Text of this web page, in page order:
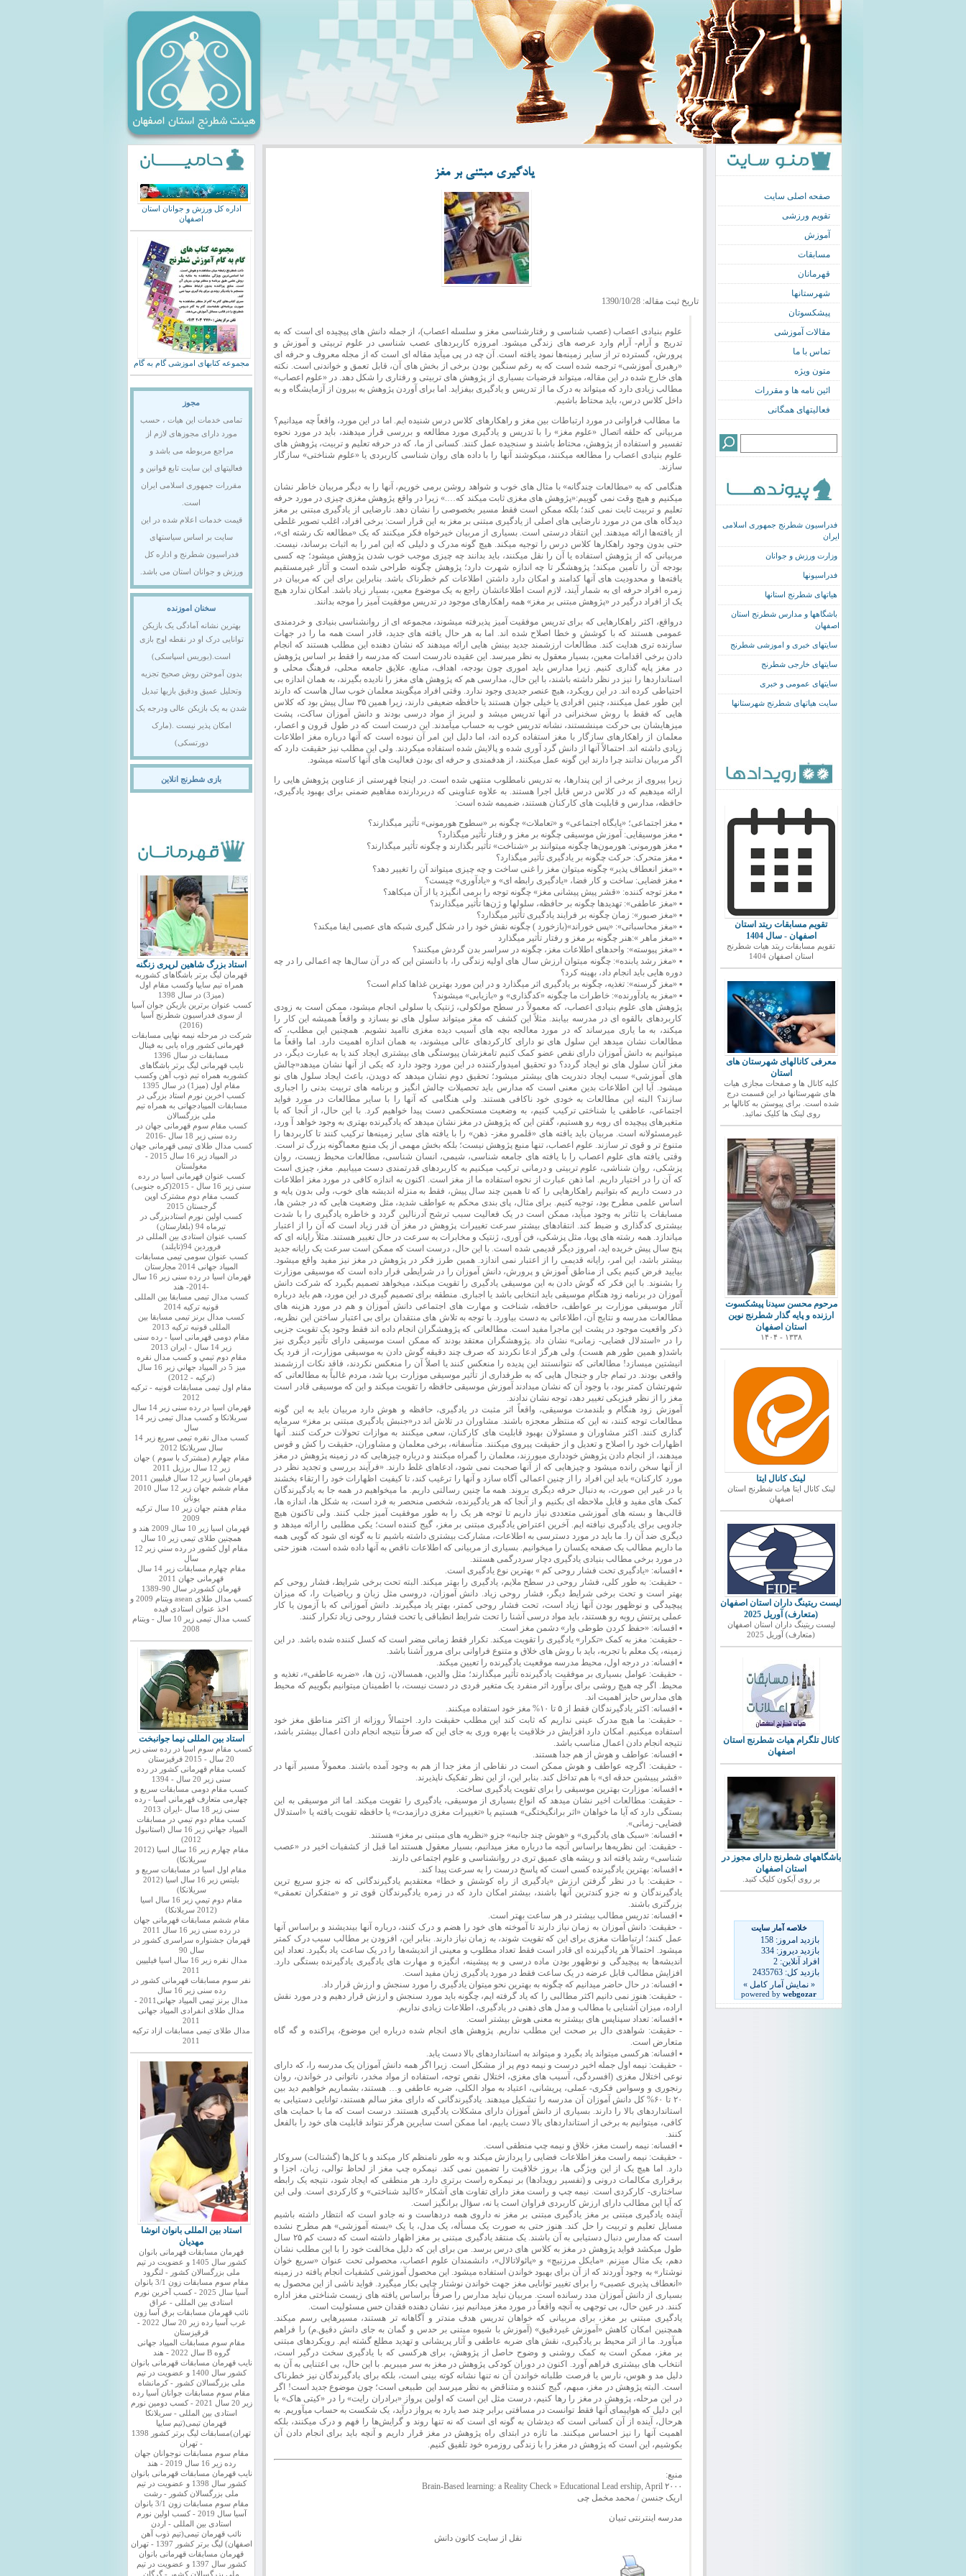
صفحه اصلی سایت
تقویم ورزشی
آموزش
مسابقات
قهرمانان
شهرستانها
پیشکسوتان
مقالات آموزشی
تماس با ما
متون ویژه
ائین نامه ها و مقررات
فعالیتهای همگانی
فدراسیون شطرنج جمهوری اسلامی
ایران
وزارت ورزش و جوانان
فدراسیونها
هیاتهای شطرنج استانها
باشگاهها و مدارس شطرنج استان
اصفهان
سایتهای خبری و اموزشی شطرنج
سایتهای خارجی شطرنج
سایتهای عمومی و خبری
سایت هیاتهای شطرنج شهرستانها
تقویم مسابقات ریتد استان
اصفهان - سال 1404
تقویم مسابقات ریتد هیات شطرنج
استان اصفهان 1404
معرفی کانالهای شهرستان های
استان
کلیه کانال ها و صفحات مجازی هیات
های شهرستانها در این قسمت درج
شده است. برای پیوستن به کانالها بر
روی لینک ها کلیک نمائید.
مرحوم محسن سیدنا پیشکسوت
ارزنده و پایه گذار شطرنج نوین
استان اصفهان
۱۳۳۸ - ۱۴۰۴
لینک کانال ایتا
لینک کانال ایتا هیات شطرنج استان
اصفهان
ليست ريتينگ داران استان اصفهان
(متعارف) آوریل 2025
ليست ريتينگ داران استان اصفهان
(متعارف) آوریل 2025
کانال تلگرام هیات شطرنج استان
اصفهان
باشگاههای شطرنج دارای مجوز در
استان اصفهان
بر روی آیکون کلیک کنید.
یادگیری مبتنی بر مغز
تاریخ ثبت مقاله: 1390/10/28
علوم بنیادی اعصاب (عصب شناسی و رفتارشناسی مغز و سلسله اعصاب)، از جمله دانش های پیچیده ای است که به
تدریج و آرام- آرام وارد عرصه های زندگی میشود. امروزه کاربردهای عصب شناسی در علوم تربیتی و آموزش و
پرورش، گسترده تر از سایر زمینه‌ها نمود یافته است. آن چه در پی میآید مقاله ای است که از مجله معروف و حرفه ای
«رهبری آموزشی» ترجمه شده است که به رغم سنگین بودن برخی از بخش های آن، قابل تعمق و خواندنی است. نکته
های خارج شده در این مقاله، میتواند فرضیات بسیاری از پژوهش های تربیتی و رفتاری را شکل دهد. در «علوم اعصاب»
مطالب زیادی دارد که میتواند به درک ما از تدریس و یادگیری بیفزاید. اما برای آوردن پژوهش به بیرون از آزمایشگاه و به
داخل کلاس درس، باید محتاط باشیم.
ما مطالب فراوانی در مورد ارتباطات بین مغز و راهکارهای کلاس درس شنیده ایم. اما در این مورد، واقعاً چه میدانیم؟
مربیانی که حلقه اتصال «علوم مغز» را با تدریس و یادگیری مورد مطالعه و بررسی قرار میدهند، باید در مورد نحوه
تفسیر و استفاده از پژوهش، محتاط باشند و سنجیده عمل کنند. کسانی از ما، که در حرفه تعلیم و تربیت، پژوهش های
علوم بنیادی اعصاب را مطالعه میکنند، میکوشند آنها را با داده های روان شناسی کاربردی یا «علوم شناختی» سازگار
سازند.
هنگامی که به «مطالعات چندگانه» با مثال های خوب و شواهد روشن برمی خوریم، آنها را به دیگر مربیان خاطر نشان
میکنیم و هیچ وقت نمی گوییم:«پژوهش های مغزی ثابت میکند که….» زیرا در واقع پژوهش مغزی چیزی در مورد حرفه
تعلیم و تربیت ثابت نمی کند؛ بلکه ممکن است فقط مسیر بخصوصی را نشان دهد. نارضایی از یادگیری مبتنی بر مغز
دیدگاه های من در مورد نارضایی های اصلی از یادگیری مبتنی بر مغز به این قرار است: برخی افراد، اغلب تصویر غلطی
از یافته‌ها ارائه میدهند. این انتقاد درستی است. بسیاری از مربیان خیرخواه فکر میکنند که یک «مطالعه تک رشته ای»،
حتی بدون وجود راهکارها کلاس درس را توجیه میکند. هیچ گونه مدرک و دلیلی که این امر را به اثبات برساند، نیست.
مربیانی که از پژوهش استفاده یا آن را نقل میکنند، باید بدانند چه چیزی موجب خوب شدن پژوهش میشود؛ چه کسی
بودجه آن را تأمین میکند؛ پژوهشگر تا چه اندازه شهرت دارد؛ پژوهش چگونه طراحی شده است و آثار غیرمستقیم
یافته‌ها و محدودیت های آنها کدامند و امکان دارد داشتن اطلاعات کم خطرناک باشد. بنابراین برای این که مربیان در
زمره افراد حرفه ای به شمار آیند، لازم است اطلاعاتشان راجع به یک موضوع معین، بسیار زیاد باشد. امکان ندارد هیچ
یک از افراد درگیر در «پژوهش مبتنی بر مغز» همه راهکارهای موجود در تدریس موفقیت آمیز را موجه بدانند.
درواقع، اکثر راهکارهایی که برای تدریس موفقیت آمیز پذیرفته میشوند، مجموعه ای از روانشناسی بنیادی و خردمندی
عمومی هستند که با کوشش و خطا اصلاح شده اند. اما به هر حال یافته های جدید، قادر است همه ما را در جهات
سازنده تری هدایت کند. مطالعات ارزشمند جدید بینش هایی ارائه میدهند که نشان دهنده این مطلب هستند که انجام
دادن برخی اقدامات معین، بسیار معقول به نظر میرسد. این عقیده نادرست است که مدرسه را فقط بر اساس پژوهش
در مغز پایه گذاری کنیم. زیرا مدارس باید اموری چون بودجه، اهداف، منابع، علایق جامعه محلی، فرهنگ محلی و
استانداردها را نیز در نظر داشته باشند، با این حال، مدارسی هم که پژوهش های مغز را نادیده بگیرند، به همان اندازه بی
احتیاطی کرده اند. در این رویکرد، هیچ عنصر جدیدی وجود ندارد. وقتی افراد میگویند معلمان خوب سال هاست که دارند
این طور عمل میکنند، چنین افرادی یا خیلی جوان هستند یا حافظه ضعیفی دارند، زیرا همین ۳۵ سال پیش بود که کلاس
هایی که فقط با روش سخنرانی در آنها تدریس میشد و لبریز از مواد درسی بودند و دانش آموزان ساکت، پشت
میزهایشان بی حرکت مینشستند، نشانه تدریس خوب به حساب میآمدند. این درست است که در طول قرون و اعصار،
معلمان از راهکارهای سازگار با مغز استفاده کرده اند، اما دلیل این امر آن نبوده است که آنها درباره مغز اطلاعات
زیادی داشته اند. احتمالاً آنها از دانش گرد آوری شده و پالایش شده استفاده میکردند. ولی این مطلب نیز حقیقت دارد که
اگر مربیان ندانند چرا دارند این گونه عمل میکنند، از هدفمندی و حرفه ای بودن فعالیت های آنها کاسته میشود.
زیرا پیروی از برخی از این پندارها، به تدریس نامطلوب منتهی شده است. در اینجا فهرستی از عناوین پژوهش هایی را
ارائه میدهیم که در کلاس درس قابل اجرا هستند. به علاوه عناوینی که دربردارنده مفاهیم ضمنی برای بهبود یادگیری،
حافظه، مدارس و قابلیت های کارکنان هستند، ضمیمه شده است:
▪ مغز اجتماعی؛ «پایگاه اجتماعی» و «تعاملات» چگونه بر «سطوح هورمونی» تأثیر میگذارند؟
▪ مغز موسیقایی: آموزش موسیقی چگونه بر مغز و رفتار تأثیر میگذارد؟
▪ مغز هورمونی: هورمون‌ها چگونه میتوانند بر «شناخت» تأثیر بگذارند و چگونه تأثیر میگذارند؟
▪ مغز متحرک: حرکت چگونه بر یادگیری تأثیر میگذارد؟
▪ «مغز انعطاف پذیر» چگونه میتوان مغز را غنی ساخت و چه چیزی میتواند آن را تغییر دهد؟
▪ مغز فضایی: ساخت و کار فضا، «یادگیری رابطه ای» و «یادآوری» چیست؟
▪ مغز توجه کننده: «قشر پیش پیشانی مغز» چگونه توجه را برمی انگیزد یا از آن میکاهد؟
▪ «مغز عاطفی»: تهدیدها چگونه بر حافظه، سلولها و ژن‌ها تأثیر میگذارند؟
▪ «مغز صبور»: زمان چگونه بر فرایند یادگیری تأثیر میگذارد؟
▪ «مغز محاسباتی»: «پس خوراند»(بازخورد ) چگونه نقش خود را در شکل گیری شبکه های عصبی ایفا میکند؟
▪ «مغز ماهر »:هنر چگونه بر مغز و رفتار تأثیر میگذارد
▪ «مغز پیوسته»: واحدهای اطلاعات مغز، چگونه در سراسر بدن گردش میکنند؟
▪ «مغز رشد یابنده»: چگونه میتوان ارزش سال های اولیه زندگی را، با دانستن این که در آن سال‌ها چه اعمالی را در چه
دوره هایی باید انجام داد، بهینه کرد؟
▪ «مغز گرسنه»: تغذیه، چگونه بر یادگیری اثر میگذارد و در این مورد بهترین غذاها کدام است؟
▪ «مغز به یادآورنده»: خاطرات ما چگونه «کدگذاری» و «بازیابی» میشوند؟
پژوهش های علوم بنیادی اعصاب، که معمولاً در سطح مولکولی، ژنتیک یا سلولی انجام میشود، ممکن است به زودی
کاربردهای بالقوه ای در مدرسه بیابند. مثلاً این کشف که مغز میتواند سلول های نو بسازد و واقعاً همیشه این کار را
میکند، به ما یاری میرساند که در مورد معالجه بچه های آسیب دیده مغزی ناامید نشویم. همچنین این مطلب، که
مطالعات نشان میدهد این سلول های نو دارای کارکردهای عالی میشوند، به همان اندازه اهمیت دارد. اما واقعاً ما
میتوانیم به دانش آموزان دارای نقص عضو کمک کنیم تامغزشان پیوستگی های بیشتری ایجاد کند یا به عبارت دیگر، در
مغز آنان سلول های نو ایجاد گردد؟ دو تحقیق امیدوارکننده در این مورد وجود دارد که یکی از آنها نشان میدهد«چالش
های آموزشی» سبب ایجاد دندریت های بیشتر میشود؛ تحقیق دوم نشان میدهد که دویدن، باعث ایجاد سلول های نو
میشود. آیا این اطلاعات بدین معنی است که مدارس باید تحصیلات چالش انگیز و برنامه های تربیت بدنی را اجباری
سازند؟ البته این مطالعات به خودی خود ناکافی هستند. ولی هنگامی که آنها را با سایر مطالعات در مورد فواید
اجتماعی، عاطفی یا شناختی ترکیب کنیم، به وضعیت مستحکمی دست پیدا خواهیم کرد. با این حال، از آنجا که با
متغیرهای پیچیده ای روبه رو هستیم، گفتن این که پژوهش در مغز نشان میدهد که یادگیرنده بهتری به وجود خواهد آ ورد،
غیرمسئولانه است. مربیان باید یافته های «قلمرو مغز- ذهن» را با یافته های سایر زمینه‌ها ترکیب کنند تا کاربردها را
متنوع تر و قوی تر سازند. علوم اعصاب، تنها منبع پژوهش نیست؛ بلکه بخش مهمی از یک منبع معماگونه بزرگ تر است.
وقتی یافته های علوم اعصاب را با یافته های جامعه شناسی، شیمی، انسان شناسی، مطالعات محیط زیست، روان
پزشکی، روان شناشی، علوم تربیتی و درمانی ترکیب میکنیم به کاربردهای قدرتمندی دست مییابیم. مغز، چیزی است
که آن را در اختیار داریم. اما ذهن عبارت از نحوه استفاده ما از مغز است. اکنون به اندازه کافی در مورد مغز اطلاعات
در دست داریم که بتوانیم راهکارهایی را که تا همین چند سال پیش، فقط به منزله اندیشه های خوب، ولی بدون پایه و
اساس علمی مطرح بود، توجیه کنیم. برای مثال، پای بندی محکم به عواطف شدید، مثل وضعیت هایی که در جشن ها،
مسابقات یا تئاتر به وجود میآید، ممکن است در یک فعالیت سبب ترشح آدرنالین گردد و خاطره یادگیری را با شدت
بیشتری کدگذاری و ضبط کند. انتقادهای بیشتر سرعت تغییرات پژوهش در مغز آن قدر زیاد است که آن را از اعتبار
میاندازد. همه رشته های پویا، مثل پزشکی، فن آوری، ژنتیک و مخابرات به سرعت در حال تغییر هستند. مثلاً رایانه ای که
پنج سال پیش خریده اید، امروز دیگر قدیمی شده است. با این حال، درست است که ممکن است سرعت یک رایانه جدید
بیشتر باشد، این امر، رایانه قدیمی را از اعتبار نمی اندازد. همین طرز فکر در پژوهش در مغز نیز مفید واقع میشود.
بیایید فرض کنیم یکی از مناطق آموزش و پرورش، دانش آموزان را در شرایطی قرار داده است که موسیقی موزارت
را بشنوند. با این فکر که گوش دادن به این موسیقی یادگیری را تقویت میکند، میخواهد تصمیم بگیرد که شرکت دانش
آموزان در برنامه زود هنگام موسیقی باید انتخابی باشد یا اجباری. منطقه برای تصمیم گیری در این مورد، هم باید درباره
آثار موسیقی موزارت بر عواطف، حافظه، شناخت و مهارت های اجتماعی دانش آموزان و هم در مورد هزینه های
مطالعات مدرسه و نتایج آن، اطلاعاتی به دست بیاورد. با توجه به تلاش های منتقدان برای بی اعتبار ساختن این نظریه،
ذکر واقعیت موجود در پشت این ماجرا مفید است. مطالعاتی که پژوهشگران انجام داده اند فقط وجود یک تقویت جزیی
را در «استدلال فضایی- زمانی» نشان داد .پژوهشگران معتقد بودند که ممکن است موسیقی دارای تأثیر دیگری نیز
باشد(و همین طور هم هست). ولی هرگز ادعا نکردند که صرف چند دقیقه گوش دادن به موسیقی موزارت، از فرد یک
انیشتین میسازد! مطالعاتی که نتوانستند این پدیده را منعکس کنند یا اصلاً آن را منعکس نکردند، فاقد نکات ارزشمند
واقعی بودند. در تمام جار و جنجال هایی که به طرفداری از تأثیر موسیقی موزارت برپا شد، مردم غالباً به مطالعاتی که
شهرتشان کمتر بود، با وجود آن که نشان میدادند آموزش موسیقی حافظه را تقویت میکند و این که موسیقی قادر است
مغز را از نظر فیزیکی تغییر دهد، توجه نشان ندادند.
آموزش زود هنگام و بلندمدت موسیقی، واقعاً اثر مثبت در یادگیری، حافظه و هوش دارد مربیان باید به این گونه
مطالعات توجه کنند، نه این که منتظر معجزه باشند. مشاوران در تلاش اند در«جنبش یادگیری مبتنی بر مغز» سرمایه
گذاری کنند. اکثر مشاوران و مسئولان بهبود قابلیت های کارکنان، سعی میکنند به موازات تحولات حرکت کنند. آنها
اظهارات خود را اصلاح و تعدیل و از حقیقت پیروی میکنند. متأسفانه، برخی معلمان و مشاوران، حقیقت را کش و قوس
میدهند، از انجام دادن پژوهش خودداری میورزند، معلمان را گمراه میکنند و درباره چیزهایی که در زمینه پژوهش در مغز
از آنها سخن رانده میشود و چیزهایی که از آنها صحبت نمی شود، ادعاهای غلط دارند. «فرآیند بررسی و تجدید نظر در
مورد کارکنان» باید این افراد را از چنین اعمالی آگاه سازد و آنها را ترغیب کند، تا کیفیت اظهارات خود را ارتقاء بخشند
یا در غیر این صورت، به دنبال حرفه دیگری بروند. همه ما چنین رسالتی داریم. ما میخواهیم در همه جا به یادگیرندگان
کمک های مفید و قابل ملاحظه ای بکنیم و از آنجا که هر یادگیرنده، شخصی منحصر به فرد است، به شکل ها، اندازه ها،
قالب‌ها و بسته های آموزشی متعددی نیاز داریم تا توجه هر یک را به طور موفقیت آمیز جلب کنند. ولی تاکنون هیچ
جادویی برای یادگیری نیافته ایم. آخرین اعتراض یادگیری مبتنی بر مغز، گیج کننده است؛ یکی مطلبی را ارائه میدهد و
دیگری ضد آن را. ما باید در مورد دسترسی به اطلاعات، مشارکت بیشتری داشته باشیم تا به گونه ای شود که گویی همه
ما داریم مطالب یک صفحه یکسان را میخوانیم. بسیاری از مربیانی که اطلاعات ناقص به آنها داده شده است، هنوز حتی
در مورد برخی مطالب بنیادی یادگیری دچار سردرگمی هستند.
▪ افسانه: «یادگیری تحت فشار روحی کم » بهترین نوع یادگیری است.
- حقیقت: به طور کلی، فشار روحی در سطح ملایم، یادگیری را بهتر میکند. البته تحت برخی شرایط، فشار روحی کم
بهتر است و تحت برخی شرایط دیگر، فشار روحی زیاد. دانش آموزان، دروسی مثل زبان و ریاضیات را، که میزان
پیچیدگی و نوظهور بودن آنها زیاد است، تحت فشار روحی کمتر، بهتر یاد میگیرند. دانش آموزانی که با آزمون یا کار
عملی پرتنش روبه رو هستند، باید مواد درسی آشنا را تحت شرایط انطباقی یا تحت فشار روحی زیاد تکرار کنند.
▪ افسانه: «حفظ کردن طوطی وار» دشمن مغز است.
- حقیقت: مغز به کمک «تکرار» یادگیری را تقویت میکند. تکرار فقط زمانی مضر است که کسل کننده شده باشد. در این
زمینه، یک معلم با تجربه، باید با روش های خلاق و متنوع فراوانی برای مرور آشنا باشد.
▪ افسانه: در درجه اول، محیط مدرسه موقعیت یادگیرنده را تعیین میکند.
- حقیقت: عوامل بسیاری بر موفقیت یادگیرنده تأثیر میگذارند؛ مثل والدین، همسالان، ژن ها، «ضربه عاطفی»، تغذیه و
محیط. اگر چه هیچ روشی برای برآورد اثر منفرد یک متغیر فردی در دست نیست، با اطمینان میتوانیم بگوییم که محیط
های مدارس حایز اهمیت اند.
▪ افسانه: اکثر یادگیرندگان فقط از ۵ تا ۱۰% مغز خود استفاده میکنند.
- حقیقت: ما هیچ مدرک عینی نداریم که ثابت کند این مطلب حقیقت دارد. احتمالاً روزانه از اکثر مناطق مغز خود
استفاده میکنیم. امکان دارد افزایش در خلاقیت یا بهره وری به جای این که صرفاً نتیجه انجام دادن اعمال بیشتر باشد،
نتیجه انجام دادن اعمال مناسب باشد.
▪ افسانه: عواطف و هوش از هم جدا هستند.
- حقیقت: اگرچه عواطف و هوش ممکن است در نقاطی از مغز جدا از هم به وجود آمده باشند. معمولاً مسیر آنها در
«قشر پییشین حدقه ای» با هم تداخل کند. بنابر این، از این نظر تفکیک ناپذیرند.
▪ افسانه: موزارت بهترین موسیقی را برای تقویت یادگیری ساخت.
- حقیقت: مطالعات اخیر نشان میدهد که انواع بسیاری از موسیقی، یادگیری را تقویت میکند. اما اثر موسیقی به این
بستگی دارد که آیا ما خواهان «اثر برانگیختگی» هستیم یا «تغییرات مغزی درازمدت» یا حافظه تقویت یافته یا «استدلال
فضایی- زمانی».
▪ افسانه: «سبک های یادگیری» و «هوش چند جانبه» جزو «نظریه های مبتنی بر مغز» هستند.
- حقیقت: این نظریه‌ها براساس آنچه ما درباره مغز میدانیم، بسیار معقول هستند اما قبل از کشفیات اخیر در «عصب
شناسی» رشد یافته اند و ریشه های عمیق تری در روانشناسی و علوم اجتماعی دارند.
▪ افسانه: بهترین یادگیرنده کسی است که پاسخ درست را به سرعت پیدا کند.
- حقیقت: با در نظر گرفتن ارزش «یادگیری از راه کوشش و خطا» معتقدیم یادگیرندگانی که نه جزو سریع ترین
یادگیرندگان و نه جزو کندترین آنها باشند، بیشتر امکان دارد که در زمره یادگیرندگان قوی تر و «متفکران تعمقی»
بزرگتری باشند.
▪ افسانه: تدریس مطالب بیشتر در هر ساعت بهتر است.
- حقیقت: دانش آموزان به زمان نیاز دارند تا آموخته های خود را هضم و درک کنند، درباره آنها بیندیشند و براساس آنها
عمل کنند؛ ارتباطات مغزی برای این که تقویت شوند، به زمان نیاز دارند. بنابر این، افزودن بر مطالب سبب درک کمتر
میشود. احتمالاً هر یادگیرنده ای قادر است فقط تعداد مطلوب و معینی از اندیشه‌ها را در یک ساعت یاد بگیرد. تعداد این
اندیشه‌ها به پیچیدگی و نوظهور بودن ماده درسی و به پیشینه، انگیزه و مهارت های یادگیری یادگیرنده بستگی دارد.
افزایش مطالب قابل عرضه در یک ساعت فقط در مورد یادگیری زبان مفید است.
▪ افسانه: در حال حاضر میدانیم که چگونه به بهترین نحو میتوان یادگیری را مورد سنجش و ارزش قرار داد.
- حقیقت: هنوز نمی دانیم اکثر مطالبی را که یاد گرفته ایم، چگونه باید مورد سنجش و ارزش قرار دهیم و در مورد نقش
اراده، میزان آشنایی با مطالب و مدل های ذهنی در یادگیری، اطلاعات زیادی نداریم.
▪ افسانه: تعداد سپناپس های بیشتر به معنی هوش بیشتر است.
- حقیقت: شواهدی دال بر صحت این مطلب نداریم. پژوهش های انجام شده درباره این موضوع، پراکنده و گه گاه
متعارض است.
▪ افسانه: هرکسی میتواند یاد بگیرد و میتواند به استانداردهای بالا دست یابد.
- حقیقت: نیمه اول جمله اخیر درست و نیمه دوم پر از مشکل است. زیرا اگر همه دانش آموزان یک مدرسه را، که دارای
نوعی اختلال مغزی (افسردگی، آسیب های مغزی، اختلال نقص توجه، استفاده از مواد مخدر، ناتوانی در خواندن، روان
رنجوری و وسواس فکری- عملی، پریشانی، اعتیاد به مواد الکلی، ضربه عاطفی و… هستند، بشماریم خواهیم دید بین
۲۰ تا ۶۰% کل دانش آموزان آن مدرسه را تشکیل میدهند. یادگیرندگانی که دارای مغز سالم هستند، توانایی دستیابی به
استانداردهای بالا را دارند. بسیاری از دانش آموزان دارای مشکلات یادگیری هستند. درست است که ما با حمایت های
کافی، میتوانیم به برخی از استانداردهای بالا دست یابیم، اما ممکن است سایرین هرگز نتواند قابلیت های خود را بالفعل
کنند.
▪ افسانه: نیمه راست مغز، خلاق و نیمه چپ منطقی است.
- حقیقت: نیمه راست مغز اطلاعات فضایی را پردازش میکند و به طور نامنظم کار میکند و با کل‌ها (گشتالت) سروکار
دارد. اما هیچ یک از این ویژگی ها، بروز خلاقیت را تضمین نمی کند. نیمکره چپ مغز از لحاظ توالی، زبان، اجزا و
برقراری مکالمات درونی و (تفسیر رویدادها) بر نیمکره راست برتری دارد. هر منطقی که ایجاد شود، نتیجه یک رابطه
ساختاری- کارکردی است. نیمه چپ و راست مغز دارای تفاوت های آشکار «کالبد شناختی» و کارکردی است. ولی این
که آیا این مطالب دارای ارزش کاربردی فراوان است یا نه، سؤال برانگیز است.
آینده یادگیری مبتنی بر مغز یادگیری مبتنی بر مغز نه داروی همه دردهاست و نه جادو است که انتظار داشته باشیم
مسایل تعلیم و تربیت را حل کند. هنوز حتی به صورت یک مسأله، یک مدل، یا یک «بسته آموزشی» هم مطرح نشده
است که مدارس دنبال دستیابی به آن باشند. یک منتقد یادگیری مبتنی بر مغز اظهار داشته است که دست کم ۲۵ سال
طول میکشد فواید پژوهش در مغز به کلاس های درس برسد. من برای این که دلیل مخالفت خود را با این مطلب نشان
دهم، یک مثال میزنم. «مایکل مرزنیچ» و «پائولاتالال»، دانشمندان علوم اعصاب، محصولی تحت عنوان «سریع خوان
نوشتار» به وجود آوردند که از آن برای بهبود خواندن استفاده میشود. این محصول آموزشی کشفیات انجام یافته در زمینه
«انعطاف پذیری عصبی» را برای تغییر توانایی مغز جهت خواندن نوشتار چاپی بکار میگیرد. فواید ناشی از این محصول به
بسیاری از دانش آموزان مدد رسانده است. مربیان نباید مدارس را صرفاً براساس یافته های زیست شناختی مغز اداره
کنند. در عین حال، بی توجهی به آنچه واقعاً در مورد مغز میدانیم نیز، نشان دهنده فقدان حس مسئولیت است.
یادگیری مبتنی بر مغز، برای مربیانی که خواهان تدریس هدف مندتر و آگاهانه تر هستند، مسیرهایی رسم میکند.
همچنین امکان کاهش «آموزش غیردقیق» (آموزش با شیوه مبتنی بر حدس و گمان به جای دانش دقیق.م) را فراهم
میآورد. ما از اثر محیط بر یادگیری، نقش های ضربه عاطفی و آثار پریشانی و تهدید مطلع گشته ایم. رویکردهای مبتنی
بر مغز، ممکن است به کمک روشنی و وضوح حاصل از پژوهش، برای هرکسی که با یادگیری سخت درگیر است،
انتخاب های بیشتری فراهم آورد. اکنون در دوران کودکی پژوهش در مغز به سر میبریم. با این حال، بی اعتنایی به آن به
دلیل مد و هوس، نارس یا فرصت طلبانه خواندن آن نه تنها نشانه کوته بینی است، بلکه برای یادگیرندگان نیز خطرناک
است. البته پژوهش در مغز، مبهم، گیج کننده و متناقض به نظر میرسد این طبیعی است؛ چون موضوع جدید است! اگر
در این مرحله، پژوهش در مغز را رها کنیم، درست مثل این است که اولین پرواز «برادران رایت» را در «کیتی هاک» با
این دلیل که هواپیمای آنها فقط توانست در مسافتی برابر چند صد یارد به پرواز درآید، یک شکست به حساب میآوریم. به
هرحال، آینده از آن کسانی است که دیدشان به گونه ای است که نه تنها روند و گرایش‌ها را فهم و درک میکنند، بلکه
اهمیت آنها را نیز احساس میکنند. ما تازه در ابتدای راه پژوهش در مغز قرار داریم و آنچه باید برای انجام دادن آن
بکوشیم، این است که پژوهش در مغز را با زندگی روزمره خود تلفیق کنیم.
منبع:
Brain-Based learning: a Reality Check » Educational Lead ership, April ۲۰۰۰
اریک جنسن / محمد مخمل چی
مدرسه اینترنتی تبیان
نقل از سایت کانون دانش
اداره کل ورزش و جوانان استان
اصفهان
مجموعه کتابهای اموزشی گام به گام
مجوز
تمامی خدمات این هیات ، حسب
مورد دارای مجوزهای لازم از
مراجع مربوطه می باشد و
فعالیتهای این سایت تابع قوانین و
مقررات جمهوری اسلامی ایران
است.
قیمت خدمات اعلام شده در این
سایت بر اساس سیاستهای
فدراسیون شطرنج و اداره کل
ورزش و جوانان استان می باشد.
سخنان اموزنده
بهترین نشانه آمادگی یک بازیکن
توانایی درک او در نقطه اوج بازی
است.(بوریس اسپاسکی)
بدون آموختن روش صحیح تجزیه
وتحلیل عمیق ودقیق بازیها تبدیل
شدن به یک بازیکن عالی ودرجه یک
امکان پذیر نیست .(مارک
دورتسکی)
بازی شطرنج انلاین
استاد بزرگ شاهین لرپری زنگنه
قهرمان لیگ برتر باشگاهای کشوربه
همراه تیم سایپا وکسب مقام اول
(میز3) در سال 1398
کسب عنوان برترین بازیکن جوان آسیا
از سوی فدراسیون شطرنج آسیا
(2016)
شرکت در مرحله نیمه نهایی مسابقات
قهرمانی کشور وراه یابی به فینال
مسابقات در سال 1396
نایب قهرمانی لیگ برتر باشگاهای
کشوربه همراه تیم ذوب آهن وکسب
مقام اول (میز1) در سال 1395
کسب اخرین نورم استاد بزرگی در
مسابقات المپیادجهانی به همراه تیم
ملی بزرگسالان
کسب مقام سوم قهرمانی جهان در
رده سنی زیر 18 سال -2016
کسب مدال طلای تیمی قهرمانی جهان
در المپیاد زیر 16 سال 2015 -
مغولستان
کسب عنوان قهرمانی اسیا در رده
سنی زیر 16 سال - 2015(کره جنوبی)
کسب مقام دوم مشترک اوپن
گرجستان 2015
کسب اولین نورم استادبزرگی در
تیرماه 94 (بلغارستان)
کسب عنوان استادی بین المللی در
فروردین 94(تایلند)
کسب عنوان سومی تیمی مسابقات
المپیاد جهانی 2014 مجارستان
قهرمان اسیا در رده سنی زیر 16 سال
-2014- هند
کسب مدال تیمی مسابقا بین المللی
قونیه ترکیه 2014
کسب مدال برنز تیمی مسابقا بین
المللی قونیه ترکیه 2013
مقام دومی قهرمانی اسیا - رده سنی
زیر 14 سال - ایران 2013
مقام دوم تيمي و كسب مدال نقره
ميز 5 در المپياد جهاني زير 16 سال
(تركيه - 2012)
مقام اول تیمی مسابقات قونیه - ترکیه
2012
قهرمان اسیا در رده سنی زیر 14 سال
سريلانكا و کسب مدال تیمی زیر 14
سال
کسب مدال نقره تیمی سریع زیر 14
سال سریلانکا 2012
مقام چهارم (مشترک با سوم ) جهان
زیر 12 سال برزیل 2011
قهرمان اسيا زير 12 سال فیلیپین 2011
مقام ششم جهان زیر 12 سال 2010
یونان
مقام هفتم جهان زیر 10 سال ترکیه
2009
قهرمان اسيا زیر 10 سال 2009 هند و
همچنین طلای تیمی زیر 10 سال
مقام اول كشور در رده سني زير 12
سال
مقام چهارم مسابقات زیر 14 سال
قهرمانی جهان 2011
قهرمان کشوردر سال 90-1389
کسب مدال طلای asean ویتنام 2009 و
اخذ عنوان استادی فیده
کسب مدال تیمی زیر 10 سال - ویتنام
2008
استاد بین المللی نیما جوانبخت
کسب مقام سوم اسیا در رده سنی زیر
20 سال - 2015 قرقیزستان
کسب مقام قهرمانی کشور در رده
سنی زیر 20 سال - 1394
کسب مقام دومی مسابقات سریع و
چهارمی متعارف قهرمانی اسیا - رده
سنی زیر 18 سال -ایران 2013
كسب مقام دوم تيمي در مسابقات
المپياد جهاني زير 16 سال (استانبول
2012)
مقام چهارم زير 16 سال اسيا (2012
سريلانكا)
مقام اول اسيا در مسابقات سريع و
بليتس زير 16 سال اسيا (2012
سريلانكا)
مقام دوم تيمي زير 16 سال اسيا
(2012 سريلانكا)
مقام ششم مسابقات قهرمانی جهان
در رده سنی زیر 16 سال 2011
قهرمان جشنواره سراسری کشور در
سال 90
مدال نقره زیر 16 سال اسیا فیلیپین
2011
نفر سوم مسابقات قهرمانی کشور در
رده سنی زیر 16 سال
مدال برنز تیمی المپیاد جهانی2011 -
مدال طلای انفرادی المپیاد جهانی
2011
مدال طلای تیمی مسابقات ازاد ترکیه
2011
استاد بین المللی بانوان انوشا
مهدیان
قهرمان مسابقات قهرمانی بانوان
کشور سال 1405 و عضویت در تیم
ملی بزرگسالان کشور - لنگرود
مقام سوم مسابقات زون 3/1 بانوان
آسیا سال 2025 - کسب آخرین نورم
استادی بین المللی - عراق
نائب قهرمان مسابقات برق آسا زون
غرب آسیا رده زیر 20 سال 2022 -
قرقیزستان
مقام سوم مسابقات المپیاد جهانی
گروه B سال 2022 - هند
نایب قهرمان مسابقات قهرمانی بانوان
کشور سال 1400 و عضویت در تیم
ملی بزرگسالان کشور - کرمانشاه
مقام سوم مسابقات جوانان آسیا رده
زیر 20 سال 2021 - کسب دومین نورم
استادی بین المللی - سریلانکا
قهرمان تیمی(تیم سایپا
تهران)مسابقات لیگ برتر کشور 1398
- تهران
مقام سوم مسابقات نوجوانان جهان
رده زیر 16 سال 2019 - هند
نایب قهرمان مسابقات قهرمانی بانوان
کشور سال 1398 و عضویت در تیم
ملی بزرگسالان کشور - رشت
مقام سوم مسابقات زون 3/1 بانوان
آسیا سال 2019 - کسب اولین نورم
استادی بین المللی - اردن
نائب قهرمان تیمی(تیم ذوب آهن
اصفهان) لیگ برتر کشور 1397 - تهران
قهرمان مسابقات قهرمانی بانوان
کشور سال 1397 و عضویت در تیم
ملی بزرگسالان کشور - گرگان